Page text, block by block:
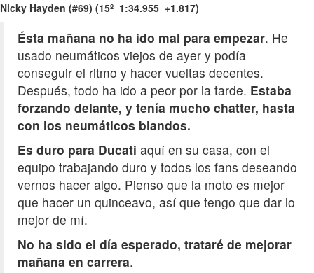
Nicky Hayden (#69) (15º 1:34.955 +1.817)
Ésta mañana no ha ido mal para empezar. He
usado neumáticos viejos de ayer y podía
conseguir el ritmo y hacer vueltas decentes.
Después, todo ha ido a peor por la tarde. Estaba
forzando delante, y tenía mucho chatter, hasta
con los neumáticos blandos.
Es duro para Ducati aquí en su casa, con el
equipo trabajando duro y todos los fans deseando
vernos hacer algo. Pienso que la moto es mejor
que hacer un quinceavo, así que tengo que dar lo
mejor de mí.
No ha sido el día esperado, trataré de mejorar
mañana en carrera.